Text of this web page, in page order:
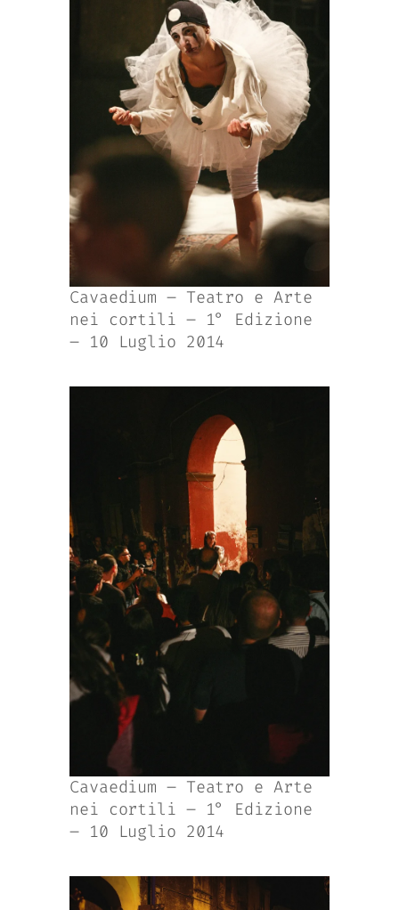
Cavaedium – Teatro e Arte
nei cortili – 1° Edizione
– 10 Luglio 2014
Cavaedium – Teatro e Arte
nei cortili – 1° Edizione
– 10 Luglio 2014